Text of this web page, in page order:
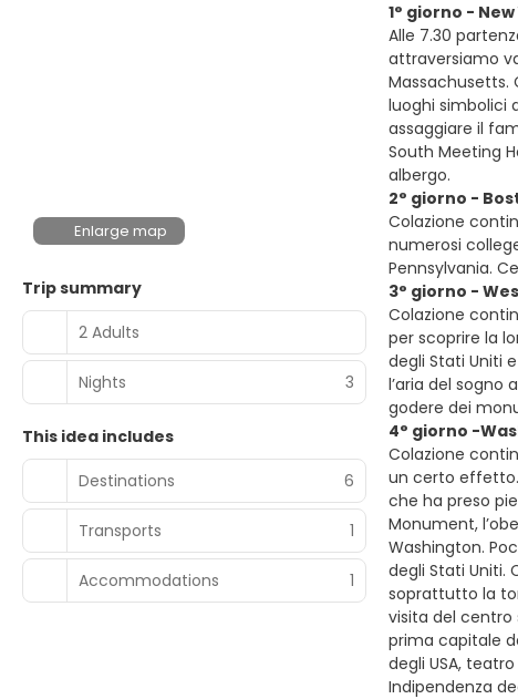
Enlarge map
Trip summary
2 Adults
Nights 3
This idea includes
Destinations
6
Transports 1
Accommodations 1
1° giorno -
Alle 7.30
attraversiamo
Massachusetts.
luoghi simbolici
assaggiare il
South Meeting
albergo.
2° giorno -
Colazione
numerosi
Pennsylvania.
3° giorno -
Colazione
per scoprire la
degli Stati Uniti
l’aria del
godere dei
4° giorno -
Colazione
un certo
che ha preso
Monument,
Washington.
degli Stati Uniti.
soprattutto la
visita del centro
prima capitale
degli USA,
Indipendenza